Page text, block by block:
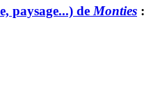
paysage...) de Monties :